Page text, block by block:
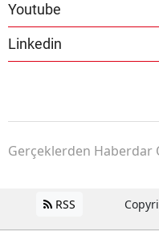
Youtube
Linkedin
Gerçeklerden Haberdar
RSS